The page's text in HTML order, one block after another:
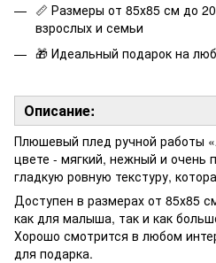
📏 Размеры от 85х85 см до
взрослых и семьи
🎁 Идеальный подарок на
Описание:
Плюшевый плед ручной работы
цвете - мягкий, нежный и очень
гладкую ровную текстуру,
Доступен в размерах от 85х85
как для малыша, так и как
Хорошо смотрится в любом
для подарка.